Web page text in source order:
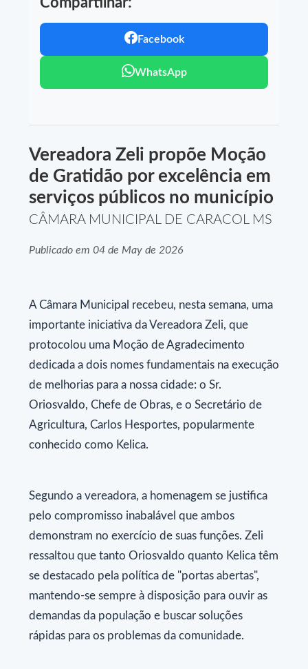
Facebook
WhatsApp
Vereadora Zeli propõe Moção
de Gratidão por excelência em
serviços públicos no município
CÂMARA MUNICIPAL DE CARACOL MS
Publicado em 04 de May de 2026
A Câmara Municipal recebeu, nesta semana, uma
importante iniciativa da Vereadora Zeli, que
protocolou uma Moção de Agradecimento
dedicada a dois nomes fundamentais na execução
de melhorias para a nossa cidade: o Sr.
Oriosvaldo, Chefe de Obras, e o Secretário de
Agricultura, Carlos Hesportes, popularmente
conhecido como Kelica.
Segundo a vereadora, a homenagem se justifica
pelo compromisso inabalável que ambos
demonstram no exercício de suas funções. Zeli
ressaltou que tanto Oriosvaldo quanto Kelica têm
se destacado pela política de "portas abertas",
mantendo-se sempre à disposição para ouvir as
demandas da população e buscar soluções
rápidas para os problemas da comunidade.